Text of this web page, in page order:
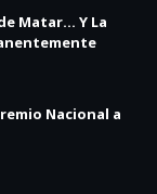
Matar… Y La
Nacional a